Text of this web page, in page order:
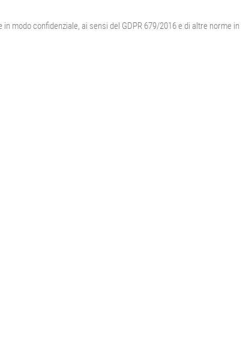
modo confidenziale, ai sensi del GDPR 679/2016 e di altre norme in